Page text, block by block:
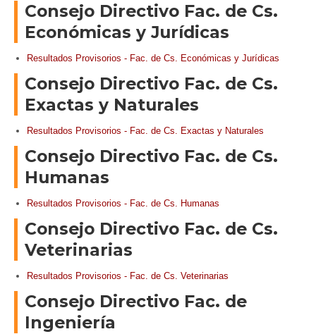
Consejo Directivo Fac. de Cs.
Económicas y Jurídicas
Resultados Provisorios - Fac. de Cs. Económicas y Jurídicas
Consejo Directivo Fac. de Cs.
Exactas y Naturales
Resultados Provisorios - Fac. de Cs. Exactas y Naturales
Consejo Directivo Fac. de Cs.
Humanas
Resultados Provisorios - Fac. de Cs. Humanas
Consejo Directivo Fac. de Cs.
Veterinarias
Resultados Provisorios - Fac. de Cs. Veterinarias
Consejo Directivo Fac. de
Ingeniería